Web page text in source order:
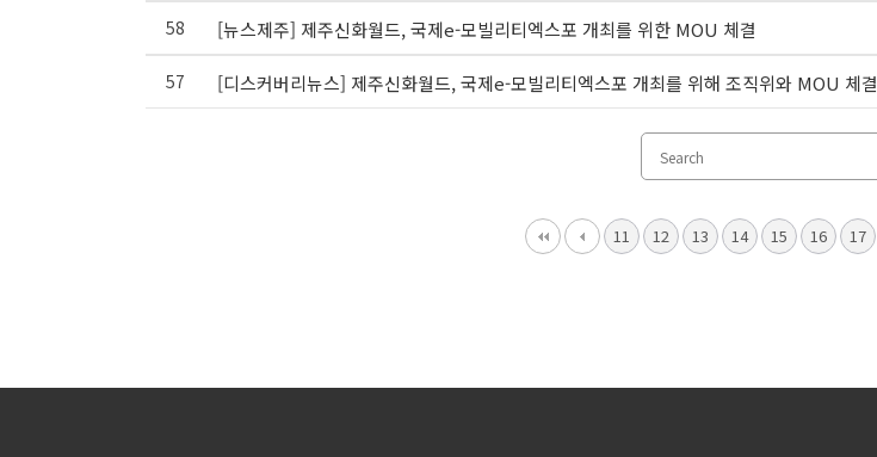
58 [뉴스제주] 제주신화월드, 국제e-모빌리티엑스포 개최를 위한 MOU 체결
57 [디스커버리뉴스] 제주신화월드, 국제e-모빌리티엑스포 개최를 위해 조직위와 MOU 체결
11 12 13 14 15 16 17